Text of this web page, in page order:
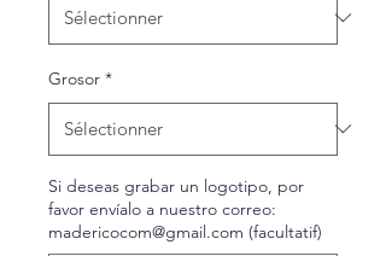
Grosor *
Si deseas grabar un logotipo, por
favor envíalo a nuestro correo:
madericocom@gmail.com (facultatif)